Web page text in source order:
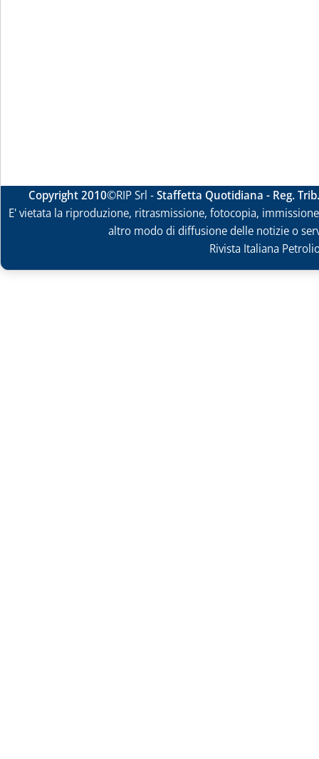
Copyright 2010©RIP Srl -Staffetta Quotidiana - Reg.
E' vietata la riproduzione, ritrasmissione, fotocopia,
altro modo di diffusione delle notizie o
Rivista Italiana